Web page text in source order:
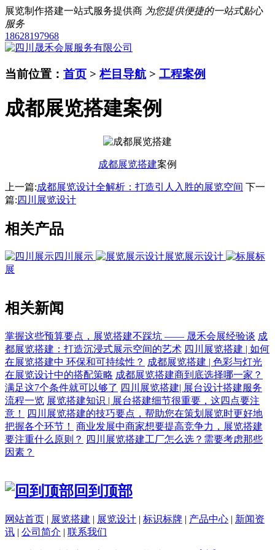
展览制作搭建一站式服务提供商 为您提供便捷的一站式贴心
服务
18628197968
当前位置： 首页 >栏目导航 > 工程案例
成都展览搭建案例
成都展览搭建案例
上一篇:成都展览设计全解析：打造引人入胜的展览空间 下一
篇: 四川展览设计
相关产品
四川展示 展览展示设计
标
展
相关新闻
掌握这些预算要点，展览搭建不踩坑 —— 晟禾会展经验谈 成
都展览搭建：打造沉浸式展示空间的艺术 四川展览搭建 | 如何
在展览搭建中 环保和可持续性？ 成都展览搭建 | 色彩与灯光
在展览设计中的搭配策略 成都展览搭建商到底选择哪一家？
满足这7个条件就可以够了 四川展览搭建| 展台设计搭建服务
流程一览 展览搭建知识 | 展台搭建细节很重要，这四点要注
意！
四川展览搭建的技巧要点，帮助您在策划展览时更好地
把握各个环节！
商业发展中商家想要提高竞争力，展览搭建
要注重什么原则？
四川展览搭建工厂怎么选？需要考虑那些
因素？
回到顶部
网站首页 | 展览搭建 | 展览设计 | 标识标牌 | 产品中心 | 新闻资
讯 | 公司简介 | 联系我们